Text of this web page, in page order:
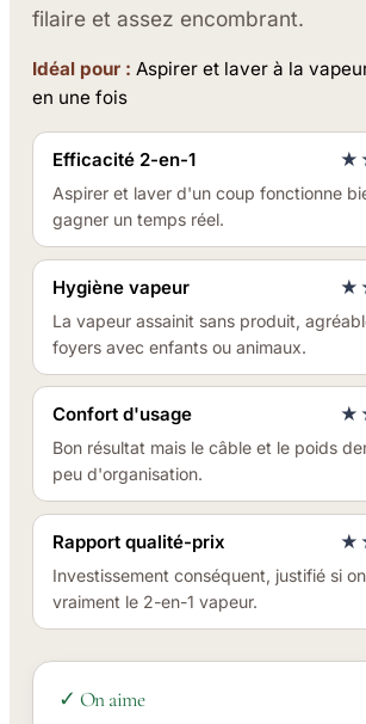
filaire et assez encombrant.
Idéal pour : Aspirer et laver à la
en une fois
Efficacité 2-en-1
Aspirer et laver d'un coup fonctionne
gagner un temps réel.
Hygiène vapeur
La vapeur assainit sans produit,
foyers avec enfants ou animaux.
Confort d'usage
Bon résultat mais le câble et le poids
peu d'organisation.
Rapport qualité-prix
Investissement conséquent, justifié si
vraiment le 2-en-1 vapeur.
✓ On aime